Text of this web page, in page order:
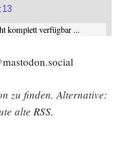
komplett verfügbar ...
zu fin­den. Alter­na­ti­ve:
alte RSS.